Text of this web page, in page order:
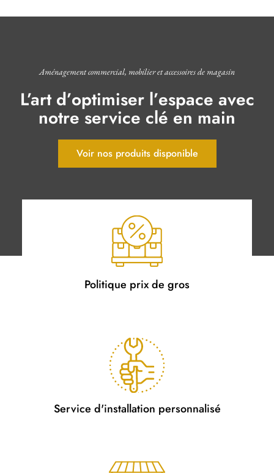
Aménagement commercial, mobilier et accessoires de magasin
L’art d’optimiser l’espace avec
notre service clé en main
Voir nos produits disponible
Politique prix de gros
Service d'installation personnalisé